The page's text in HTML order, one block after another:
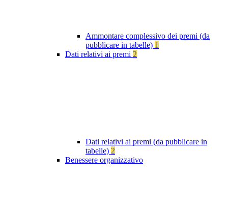
Ammontare complessivo dei premi (da
pubblicare in tabelle) 1
Dati relativi ai premi 2
Dati relativi ai premi (da pubblicare in
tabelle) 2
Benessere organizzativo